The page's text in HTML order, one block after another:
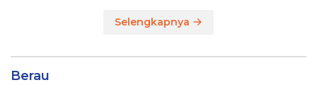
Selengkapnya
Berau